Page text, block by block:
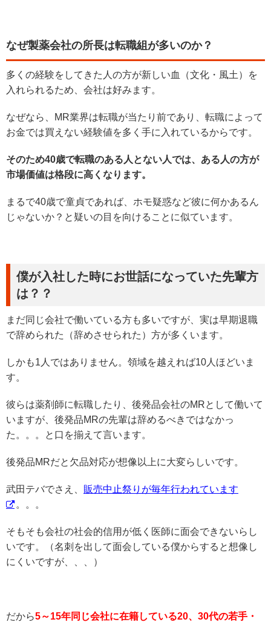
なぜ製薬会社の所長は転職組が多いのか？
多くの経験をしてきた人の方が新しい血（文化・風土）を
入れられるため、会社は好みます。
なぜなら、MR業界は転職が当たり前であり、転職によって
お金では買えない経験値を多く手に入れているからです。
そのため40歳で転職のある人とない人では、ある人の方が
市場価値は格段に高くなります。
まるで40歳で童貞であれば、ホモ疑惑など彼に何かあるん
じゃないか？と疑いの目を向けることに似ています。
僕が入社した時にお世話になっていた先輩方
は？？
まだ同じ会社で働いている方も多いですが、実は早期退職
で辞められた（辞めさせられた）方が多くいます。
しかも1人ではありません。領域を越えれば10人ほどいま
す。
彼らは薬剤師に転職したり、後発品会社のMRとして働いて
いますが、後発品MRの先輩は辞めるべきではなかっ
た。。。と口を揃えて言います。
後発品MRだと欠品対応が想像以上に大変らしいです。
武田テバでさえ、 販売中止祭りが毎年行われています
。。。
そもそも会社の社会的信用が低く医師に面会できないらし
いです。（名刺を出して面会している僕からすると想像し
にくいですが、、、）
だから5～15年同じ会社に在籍している20、30代の若手・